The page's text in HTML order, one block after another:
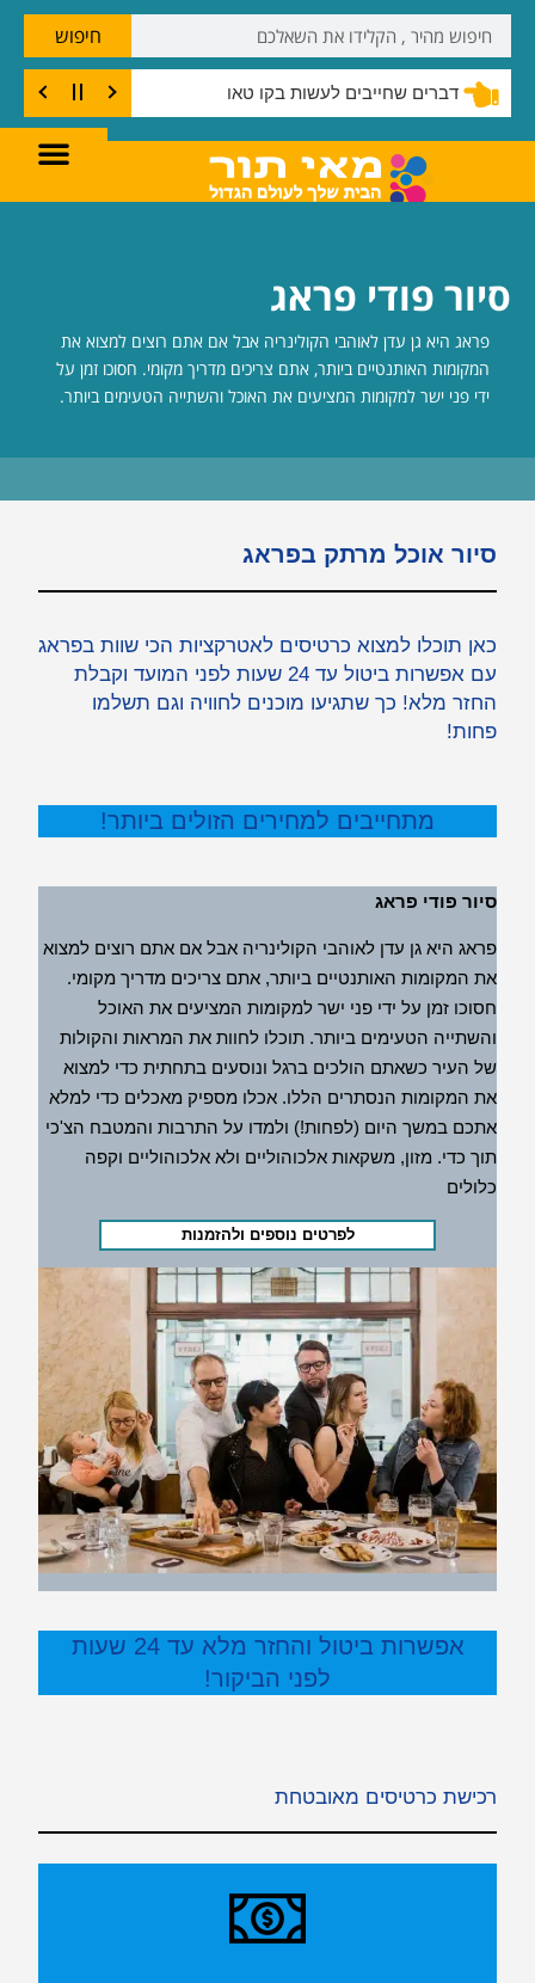
דברים שחייבים לעשות בקו טאו
חיפוש
סיור פודי פראג
פראג היא גן עדן לאוהבי הקולינריה אבל אם אתם רוצים למצוא את
המקומות האותנטיים ביותר, אתם צריכים מדריך מקומי. חסוכו זמן על
ידי פני ישר למקומות המציעים את האוכל והשתייה הטעימים ביותר.
סיור אוכל מרתק בפראג
כאן תוכלו למצוא כרטיסים לאטרקציות הכי שוות בפראג
עם אפשרות ביטול עד 24 שעות לפני המועד וקבלת
החזר מלא! כך שתגיעו מוכנים לחוויה וגם תשלמו
פחות!
מתחייבים למחירים הזולים ביותר!
סיור פודי פראג
פראג היא גן עדן לאוהבי הקולינריה אבל אם אתם רוצים למצוא
את המקומות האותנטיים ביותר, אתם צריכים מדריך מקומי.
חסוכו זמן על ידי פני ישר למקומות המציעים את האוכל
והשתייה הטעימים ביותר. תוכלו לחוות את המראות והקולות
של העיר כשאתם הולכים ברגל ונוסעים בתחתית כדי למצוא
את המקומות הנסתרים הללו. אכלו מספיק מאכלים כדי למלא
אתכם במשך היום (לפחות!) ולמדו על התרבות והמטבח הצ'כי
תוך כדי. מזון, משקאות אלכוהוליים ולא אלכוהוליים וקפה
כלולים
לפרטים נוספים ולהזמנות
אפשרות ביטול והחזר מלא עד 24 שעות
לפני הביקור!
רכישת כרטיסים מאובטחת